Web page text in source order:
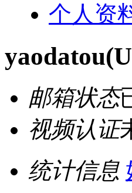
个人资
yaodatou
邮箱状态
视频认证
统计信息